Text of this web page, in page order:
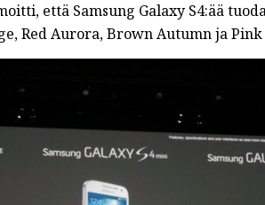
että Samsung Galaxy S4:ää
Red Aurora, Brown Autumn ja